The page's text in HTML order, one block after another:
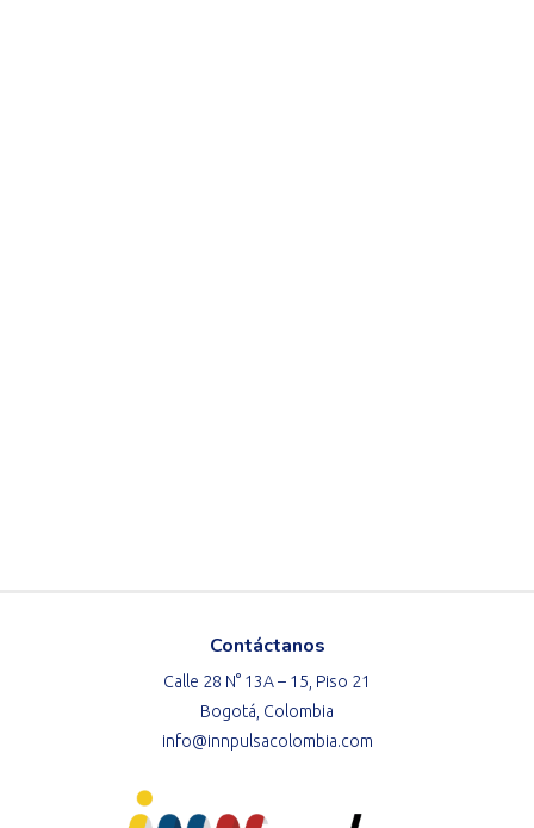
Contáctanos
Calle 28 N° 13A – 15, Piso 21
Bogotá, Colombia
info@innpulsacolombia.com